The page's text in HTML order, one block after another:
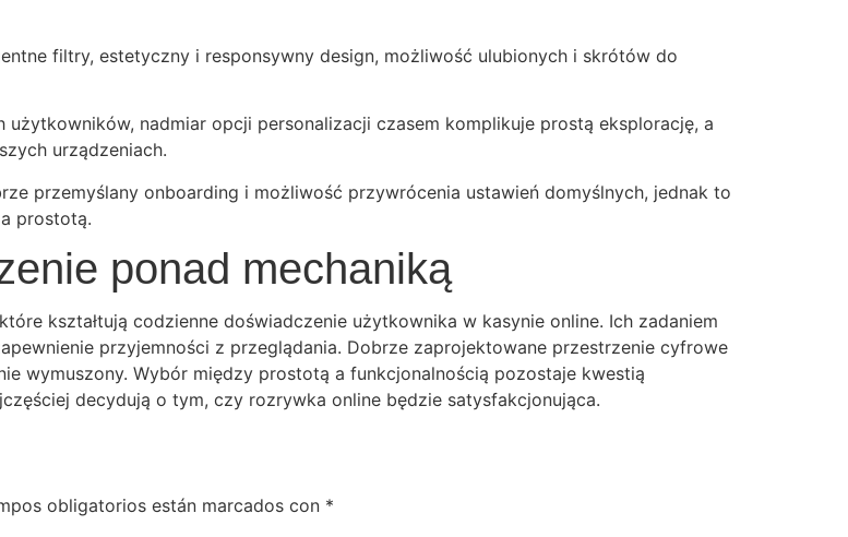
filtry, estetyczny i responsywny design, możliwość ulubionych i skrótów do
nadmiar opcji personalizacji czasem komplikuje prostą eksplorację, a
urządzeniach.
przemyślany onboarding i możliwość przywrócenia ustawień domyślnych, jednak to
prostotą.
ponad mechaniką
kształtują codzienne doświadczenie użytkownika w kasynie online. Ich zadaniem
przyjemności z przeglądania. Dobrze zaprojektowane przestrzenie cyfrowe
wymuszony. Wybór między prostotą a funkcjonalnością pozostaje kwestią
decydują o tym, czy rozrywka online będzie satysfakcjonująca.
obligatorios están marcados con *